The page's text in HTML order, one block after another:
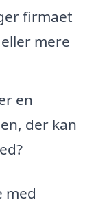
firmaet
mere
en
der kan
med